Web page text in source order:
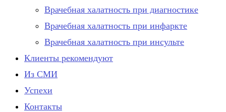
Врачебная халатность при диагностике
Врачебная халатность при инфаркте
Врачебная халатность при инсульте
Клиенты рекомендуют
Из СМИ
Успехи
Контакты